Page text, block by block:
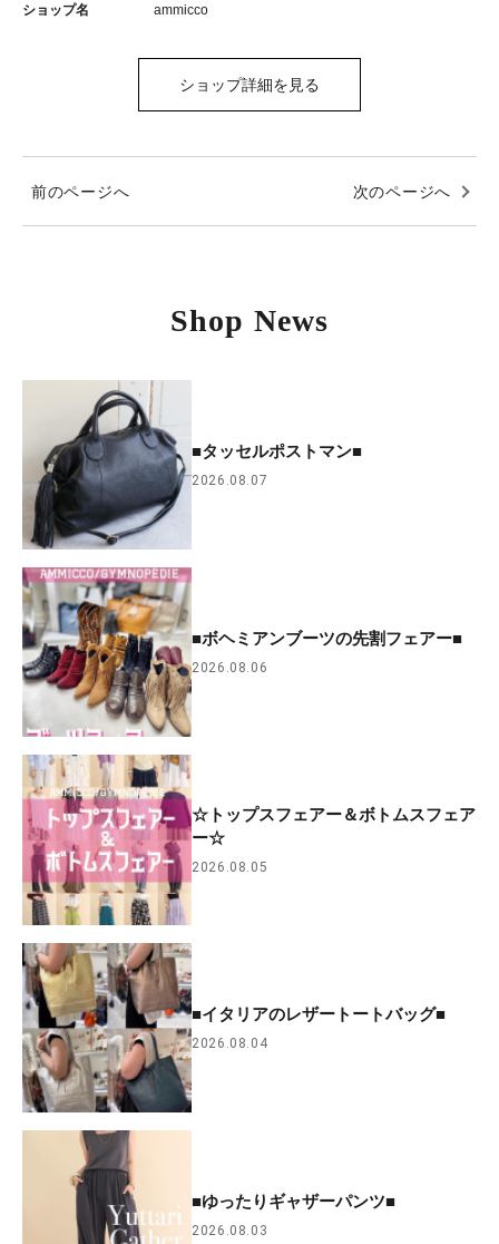
ショップ名 ammicco
ショップ詳細を見る
前のページへ 次のページへ
Shop News
■タッセルポストマン■
2026.08.07
■ボヘミアンブーツの先割フェアー■
2026.08.06
☆トップスフェアー＆ボトムスフェア
ー☆
2026.08.05
■イタリアのレザートートバッグ■
2026.08.04
■ゆったりギャザーパンツ■
2026.08.03